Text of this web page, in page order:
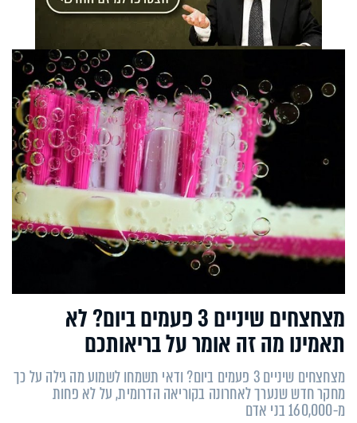
מצחצחים שיניים 3 פעמים ביום? לא
תאמינו מה זה אומר על בריאותכם
מצחצחים שיניים 3 פעמים ביום? ודאי תשמחו לשמוע מה גילה על כך
מחקר חדש שנערך לאחרונה בקוריאה הדרומית, על לא פחות
מ-160,000 בני אדם